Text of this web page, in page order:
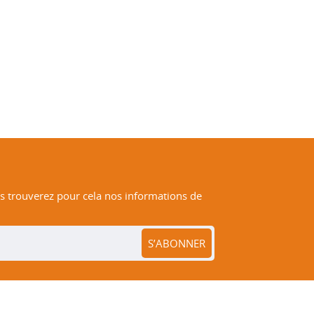
trouverez pour cela nos informations de
S’ABONNER